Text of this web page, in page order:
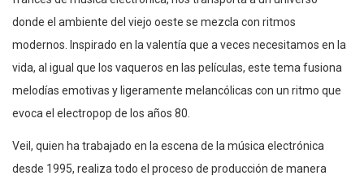
donde el ambiente del viejo oeste se mezcla con ritmos
modernos. Inspirado en la valentía que a veces necesitamos en la
vida, al igual que los vaqueros en las películas, este tema fusiona
melodías emotivas y ligeramente melancólicas con un ritmo que
evoca el electropop de los años 80.
Veil, quien ha trabajado en la escena de la música electrónica
desde 1995, realiza todo el proceso de producción de manera